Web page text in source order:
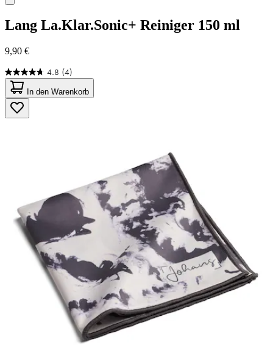
Lang La.Klar.Sonic+ Reiniger 150 ml
9,90 €
4.8 (4)
4.8
von
5
Sternen.
4
In den Warenkorb